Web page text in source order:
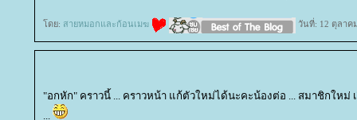
ดย: สายหมอกและก้อนเมฆ วันที่: 12 ตุลาค
"อกหัก" คราวนี้ ... คราวหน้า แก้ตัวใหม่ได้นะคะน้องต่อ ... สมาชิกใหม่